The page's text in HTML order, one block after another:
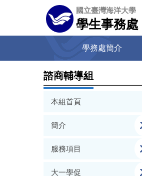
容
國立臺灣海洋大學
學生事務處
學務處簡介
諮商輔導組
本組首頁
簡介
服務項目
大一學促